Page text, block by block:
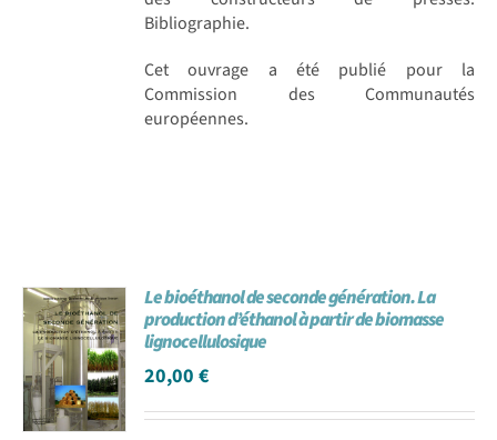
Bibliographie.
Cet ouvrage a été publié pour la
Commission des Communautés
européennes.
Le bioéthanol de seconde génération. La
production d’éthanol à partir de biomasse
lignocellulosique
20,00€